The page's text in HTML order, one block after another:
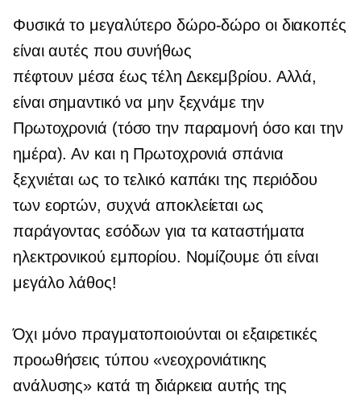
Φυσικά το μεγαλύτερο δώρο-δώρο οι διακοπές
είναι αυτές που συνήθως
πέφτουν μέσα έως τέλη Δεκεμβρίου. Αλλά,
είναι σημαντικό να μην ξεχνάμε την
Πρωτοχρονιά (τόσο την παραμονή όσο και την
ημέρα). Αν και η Πρωτοχρονιά σπάνια
ξεχνιέται ως τοτελικό καπάκι της περιόδου
των εορτών, συχνά αποκλείεται ως
παράγοντας εσόδων για τα καταστήματα
ηλεκτρονικού εμπορίου. Νομίζουμε ότι είναι
μεγάλο λάθος!
Όχι μόνο πραγματοποιούνται οι εξαιρετικές
προωθήσεις τύπου «νεοχρονιάτικης
ανάλυσης» κατά τη διάρκεια αυτής της